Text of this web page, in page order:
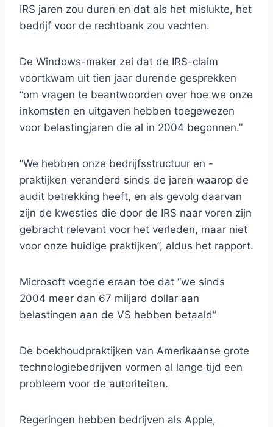
IRS jaren zou duren en dat als het mislukte, het
bedrijf voor de rechtbank zou vechten.
De Windows-maker zei dat de IRS-claim
voortkwam uit tien jaar durende gesprekken
“om vragen te beantwoorden over hoe we onze
inkomsten en uitgaven hebben toegewezen
voor belastingjaren die al in 2004 begonnen.”
“We hebben onze bedrijfsstructuur en -
praktijken veranderd sinds de jaren waarop de
audit betrekking heeft, en als gevolg daarvan
zijn de kwesties die door de IRS naar voren zijn
gebracht relevant voor het verleden, maar niet
voor onze huidige praktijken”, aldus het rapport.
Microsoft voegde eraan toe dat “we sinds
2004 meer dan 67 miljard dollar aan
belastingen aan de VS hebben betaald”
De boekhoudpraktijken van Amerikaanse grote
technologiebedrijven vormen al lange tijd een
probleem voor de autoriteiten.
Regeringen hebben bedrijven als Apple,